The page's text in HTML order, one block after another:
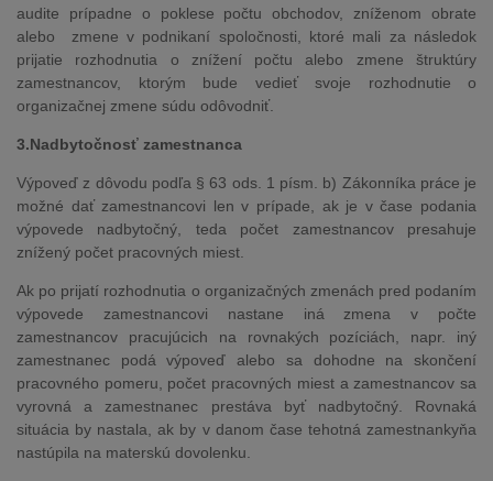
audite prípadne o poklese počtu obchodov, zníženom obrate
alebo zmene v podnikaní spoločnosti, ktoré mali za následok
prijatie rozhodnutia o znížení počtu alebo zmene štruktúry
zamestnancov, ktorým bude vedieť svoje rozhodnutie o
organizačnej zmene súdu odôvodniť.
3.Nadbytočnosť zamestnanca
Výpoveď z dôvodu podľa § 63 ods. 1 písm. b) Zákonníka práce je
možné dať zamestnancovi len v prípade, ak je v čase podania
výpovede nadbytočný, teda počet zamestnancov presahuje
znížený počet pracovných miest.
Ak po prijatí rozhodnutia o organizačných zmenách pred podaním
výpovede zamestnancovi nastane iná zmena v počte
zamestnancov pracujúcich na rovnakých pozíciách, napr. iný
zamestnanec podá výpoveď alebo sa dohodne na skončení
pracovného pomeru, počet pracovných miest a zamestnancov sa
vyrovná a zamestnanec prestáva byť nadbytočný. Rovnaká
situácia by nastala, ak by v danom čase tehotná zamestnankyňa
nastúpila na materskú dovolenku.